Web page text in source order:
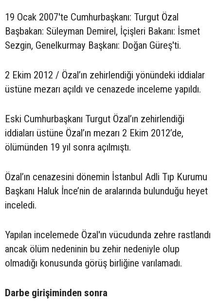
19 Ocak 2007'te Cumhurbaşkanı: Turgut Özal
Başbakan: Süleyman Demirel, İçişleri Bakanı: İsmet
Sezgin, Genelkurmay Başkanı: Doğan Güreş'ti.
2 Ekim 2012 / Özal’ın zehirlendiği yönündeki iddialar
üstüne mezarı açıldı ve cenazede inceleme yapıldı.
Eski Cumhurbaşkanı Turgut Özal’ın zehirlendiği
iddiaları üstüne Özal’ın mezarı 2 Ekim 2012’de,
ölümünden 19 yıl sonra açılmıştı.
Özal’ın cenazesini dönemin İstanbul Adli Tıp Kurumu
Başkanı Haluk İnce’nin de aralarında bulunduğu heyet
inceledi.
Yapılan incelemede Özal'ın vücudunda zehre rastlandı
ancak ölüm nedeninin bu zehir nedeniyle olup
olmadığı konusunda görüş birliğine varılamadı.
Darbe girişiminden sonra